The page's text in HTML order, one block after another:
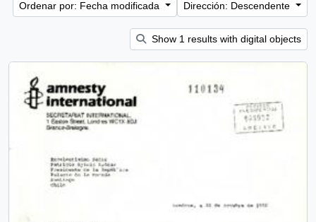
Ordenar por: Fecha modificada
Dirección: Descendente
Show 1 results with digital objects